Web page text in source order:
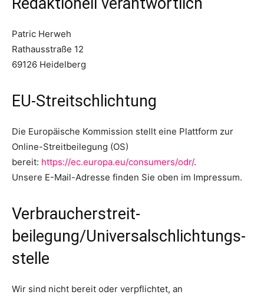
Patric Herweh
Rathausstraße 12
69126 Heidelberg
EU-Streitschlichtung
Die Europäische Kommission stellt eine Plattform zur
Online-Streitbeilegung (OS)
bereit: https://ec.europa.eu/consumers/odr/.
Unsere E-Mail-Adresse finden Sie oben im Impressum.
Verbraucher­streit­
beilegung/Universal­schlichtungs­
stelle
Wir sind nicht bereit oder verpflichtet, an